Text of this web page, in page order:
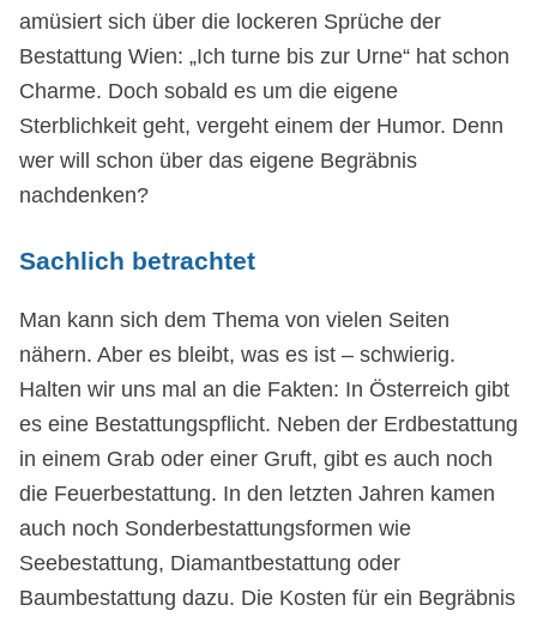
amüsiert sich über die lockeren Sprüche der
Bestattung Wien: „Ich turne bis zur Urne“ hat schon
Charme. Doch sobald es um die eigene
Sterblichkeit geht, vergeht einem der Humor. Denn
wer will schon über das eigene Begräbnis
nachdenken?
Sachlich betrachtet
Man kann sich dem Thema von vielen Seiten
nähern. Aber es bleibt, was es ist – schwierig.
Halten wir uns mal an die Fakten: In Österreich gibt
es eine Bestattungspflicht. Neben der Erdbestattung
in einem Grab oder einer Gruft, gibt es auch noch
die Feuerbestattung. In den letzten Jahren kamen
auch noch Sonderbestattungsformen wie
Seebestattung, Diamantbestattung oder
Baumbestattung dazu. Die Kosten für ein Begräbnis